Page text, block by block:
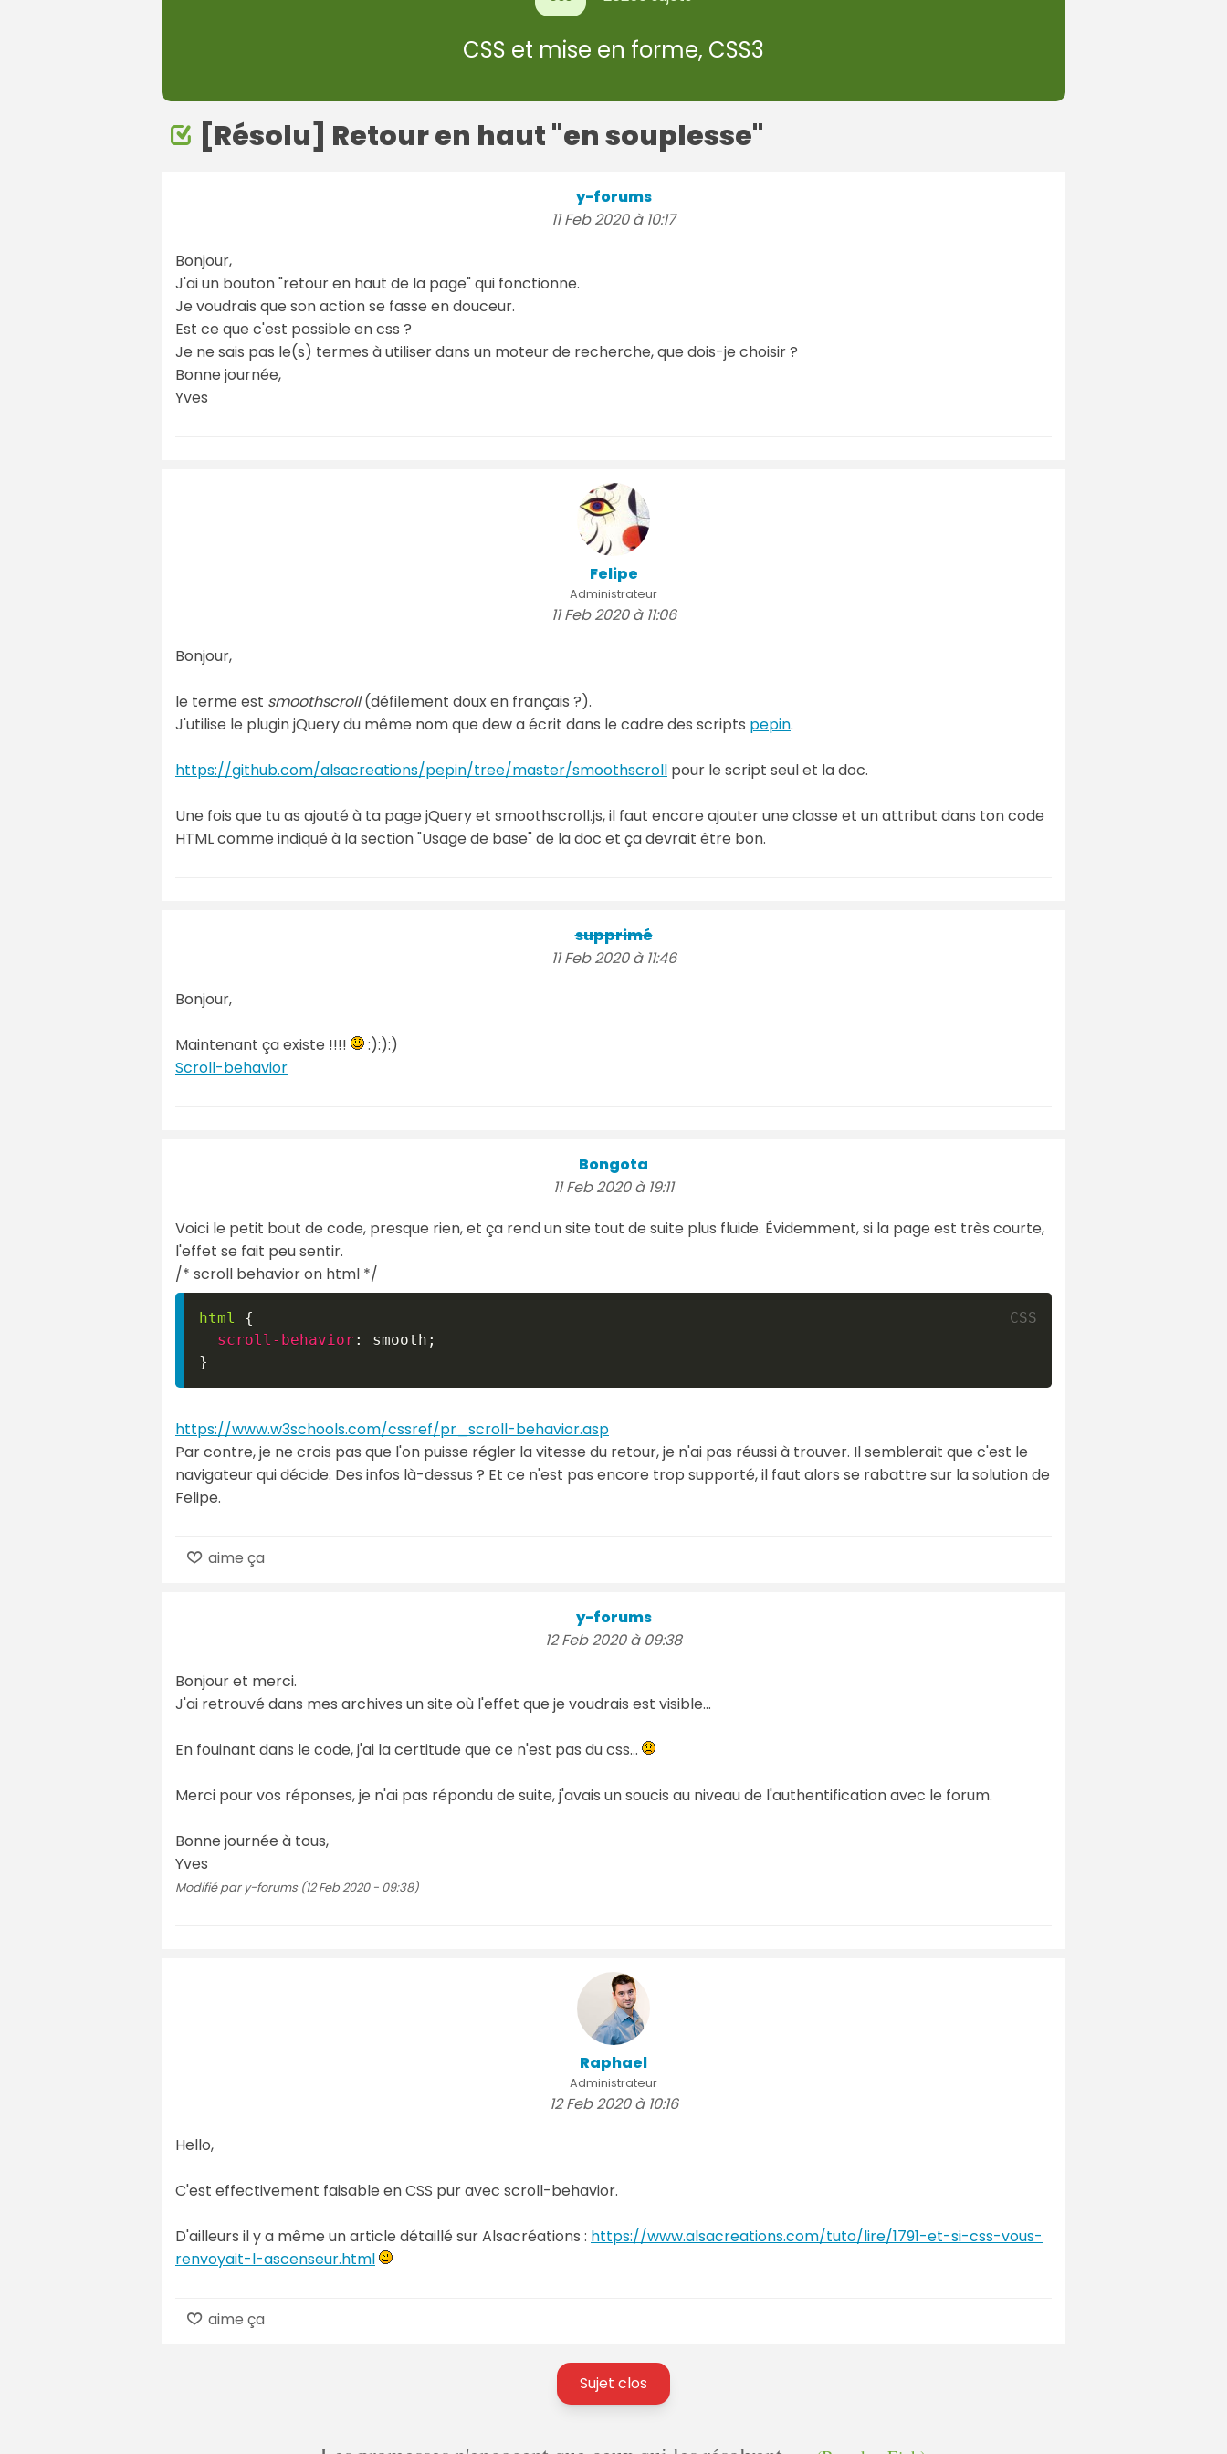
CSS et mise en forme, CSS3
[Résolu] Retour en haut "en souplesse"
y-forums
11 Feb 2020 à 10:17
Bonjour,
J'ai un bouton "retour en haut de la page" qui fonctionne.
Je voudrais que son action se fasse en douceur.
Est ce que c'est possible en css ?
Je ne sais pas le(s) termes à utiliser dans un moteur de recherche, que dois-je choisir ?
Bonne journée,
Yves
Felipe
Administrateur
11 Feb 2020 à 11:06
Bonjour,
le terme est smoothscroll(défilement doux en français ?).
J'utilise le plugin jQuery du même nom que dew a écrit dans le cadre des scripts pepin.
https://github.com/alsacreations/pepin/tree/master/smoothscroll pour le script seul et la doc.
Une fois que tu as ajouté à ta page jQuery et smoothscroll.js, il faut encore ajouter une classe et un attribut dans ton code
HTML comme indiqué à la section "Usage de base" de la doc et ça devrait être bon.
supprimé
11 Feb 2020 à 11:46
Bonjour,
Maintenant ça existe !!!!
:):):)
Scroll-behavior
Bongota
11 Feb 2020 à 19:11
Voici le petit bout de code, presque rien, et ça rend un site tout de suite plus fluide. Évidemment, si la page est très courte,
l'effet se fait peu sentir.
/* scroll behavior on html */
html
{
scroll-behavior : smooth ;
}
https://www.w3schools.com/cssref/pr_scroll-behavior.asp
Par contre, je ne crois pas que l'on puisse régler la vitesse du retour, je n'ai pas réussi à trouver. Il semblerait que c'est le
navigateur qui décide. Des infos là-dessus ? Et ce n'est pas encore trop supporté, il faut alors se rabattre sur la solution de
Felipe.
aime ça
y-forums
12 Feb 2020 à 09:38
Bonjour et merci.
J'ai retrouvé dans mes archives un site où l'effet que je voudrais est visible...
En fouinant dans le code, j'ai la certitude que ce n'est pas du css...
Merci pour vos réponses, je n'ai pas répondu de suite, j'avais un soucis au niveau de l'authentification avec le forum.
Bonne journée à tous,
Yves
Modifié par y-forums (12 Feb 2020 - 09:38)
Raphael
Administrateur
12 Feb 2020 à 10:16
Hello,
C'est effectivement faisable en CSS pur avec scroll-behavior.
D'ailleurs il y a même un article détaillé sur Alsacréations : https://www.alsacreations.com/tuto/lire/1791-et-si-css-vous-
renvoyait-l-ascenseur.html
aime ça
Sujet clos